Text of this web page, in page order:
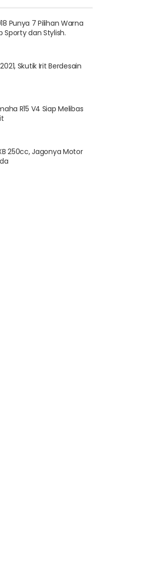
Punya 7 Pilihan Warna
Sporty dan Stylish.
Skutik Irit Berdesain
R15 V4 Siap Melibas
250cc, Jagonya Motor